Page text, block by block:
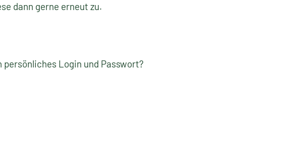
dann gerne erneut zu.
Login und Passwort?